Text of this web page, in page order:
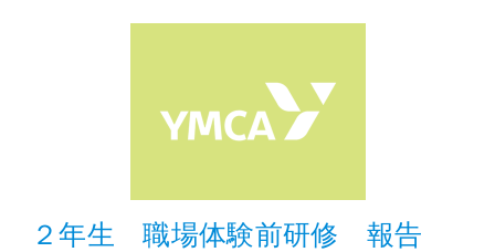
２年生 職場体験前研修 報告